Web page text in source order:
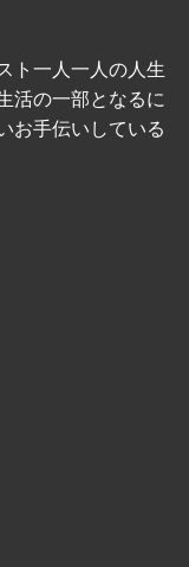
ト一人一人の人生
活の一部となるに
お手伝いしている